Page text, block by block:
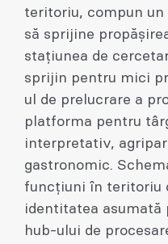
teritoriu, compun
să sprijine
stațiunea de
sprijin pentru mici
ul de prelucrare a
platforma pentru
interpretativ,
gastronomic.
funcțiuni în teritoriu
identitatea asumată
hub-ului de